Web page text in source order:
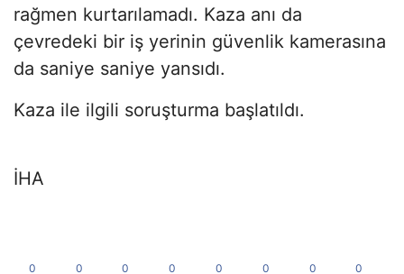
rağmen kurtarılamadı. Kaza anı da
çevredeki bir iş yerinin güvenlik kamerasına
da saniye saniye yansıdı.
Kaza ile ilgili soruşturma başlatıldı.
İHA